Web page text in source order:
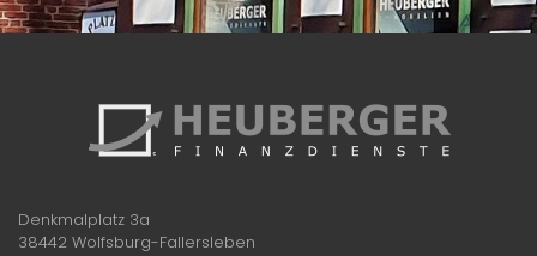
Denkmalplatz 3a
38442 Wolfsburg-Fallersleben